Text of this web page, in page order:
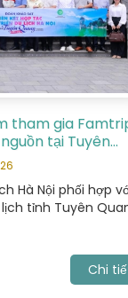
tham gia
tại Tuyên
Hà Nội phối hợp
tỉnh Tuyên
Chi